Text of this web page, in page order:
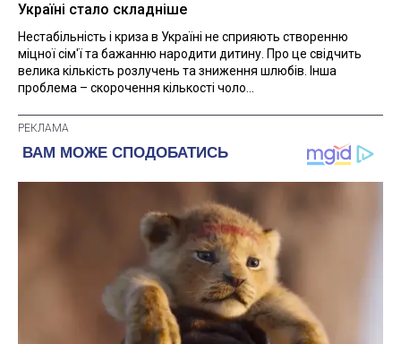
Україні стало складніше
Нестабільність і криза в Україні не сприяють створенню
міцної сім'ї та бажанню народити дитину. Про це свідчить
велика кількість розлучень та зниження шлюбів. Інша
проблема – скорочення кількості чоло...